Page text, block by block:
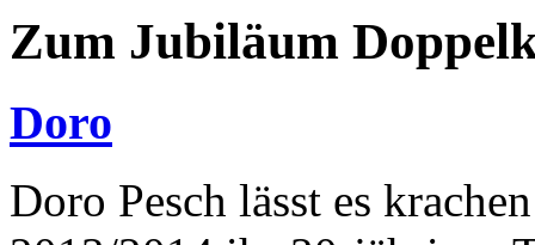
Zum Jubiläum
Doro
Doro Pesch lässt es